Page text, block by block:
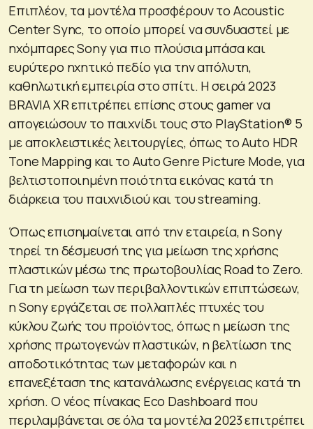
Επιπλέον, τα μοντέλα προσφέρουν το Acoustic
Center Sync, το οποίο μπορεί να συνδυαστεί με
ηχόμπαρες Sony για πιο πλούσια μπάσα και
ευρύτερο ηχητικό πεδίο για την απόλυτη,
καθηλωτική εμπειρία στο σπίτι. Η σειρά 2023
BRAVIA XR επιτρέπει επίσης στους gamer να
απογειώσουν το παιχνίδι τους στο PlayStation® 5
με αποκλειστικές λειτουργίες, όπως το Auto HDR
Tone Mapping και το Auto Genre Picture Mode, για
βελτιστοποιημένη ποιότητα εικόνας κατά τη
διάρκεια του παιχνιδιού και του streaming.
Όπως επισημαίνεται από την εταιρεία, η Sony
τηρεί τη δέσμευσή της για μείωση της χρήσης
πλαστικών μέσω της πρωτοβουλίας Road to Zero.
Για τη μείωση των περιβαλλοντικών επιπτώσεων,
η Sony εργάζεται σε πολλαπλές πτυχές του
κύκλου ζωής του προϊόντος, όπως η μείωση της
χρήσης πρωτογενών πλαστικών, η βελτίωση της
αποδοτικότητας των μεταφορών και η
επανεξέταση της κατανάλωσης ενέργειας κατά τη
χρήση. Ο νέος πίνακας Eco Dashboard που
περιλαμβάνεται σε όλα τα μοντέλα 2023 επιτρέπει